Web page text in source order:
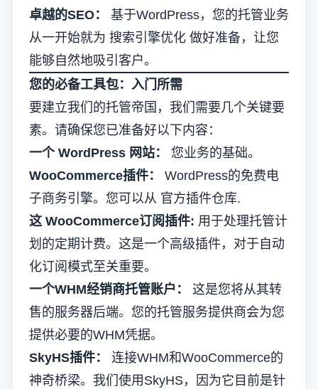
卓越的SEO：
基于WordPress，您的托管业务
从一开始就为 搜索引擎优化 做好准备，让您
能够自然地吸引客户。
您的必备工具包：入门所需
要建立我们的托管帝国，我们需要几个关键要
素。请确保您已准备好以下内容：
一个 WordPress 网站：
您业务的基础。
WooCommerce插件：
WordPress的免费电
子商务引擎。您可以从 官方插件仓库.
这 WooCommerce订阅插件: 用于处理托管计
划的定期计费。这是一个高级插件，对于自动
化订阅模式至关重要。
一个WHM经销商托管账户：
这是您将从其转
售的服务器后端。您的托管服务提供商会为您
提供必要的WHM凭据。
SkyHS插件：
连接WHM和WooCommerce的
神奇桥梁。我们使用SkyHS，因为它目前是针